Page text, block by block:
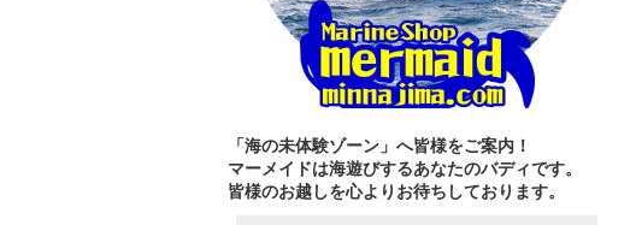
「海の未体験ゾーン」へ皆様をご案内！
マーメイドは海遊びするあなたのバディです。
皆様のお越しを心よりお待ちしております。